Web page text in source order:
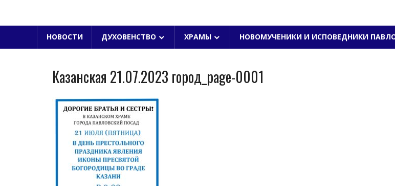
НОВОСТИ ДУХОВЕНСТВО ХРАМЫ НОВОМУЧЕНИКИ И ИСПОВЕДНИКИ
Казанская 21.07.2023 город_page-0001